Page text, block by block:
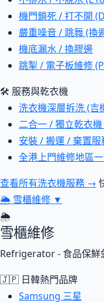
機門鎖死 / 打不開
嚴重噪音 / 跳舞 (換
機底漏水 / 換膠邊
跳掣 / 電子板維修
🛠 服務與乾衣機
洗衣機深層拆洗 (吉
二合一 / 獨立乾衣
安裝 / 搬運 / 棄置服
全港上門維修地區
查看所有洗衣機服務 →
🌦 雪櫃維修 ▼
🌦
雪櫃維修
Refrigerator - 食品保鮮
🇯🇵 日韓熱門品牌
Samsung 三星